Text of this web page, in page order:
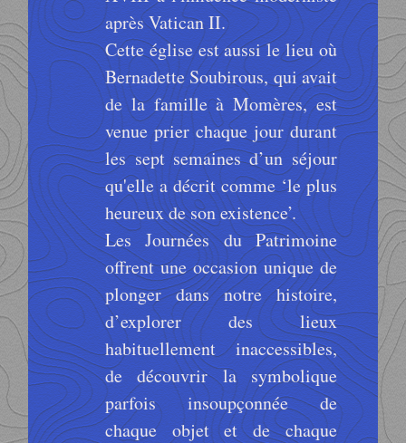
après Vatican II.
Cette église est aussi le lieu où
Bernadette Soubirous, qui avait
de la famille à Momères, est
venue prier chaque jour durant
les sept semaines d’un séjour
qu'elle a décrit comme ‘le plus
heureux de son existence’.
Les Journées du Patrimoine
offrent une occasion unique de
plonger dans notre histoire,
d’explorer des lieux
habituellement inaccessibles,
de découvrir la symbolique
parfois insoupçonnée de
chaque objet et de chaque